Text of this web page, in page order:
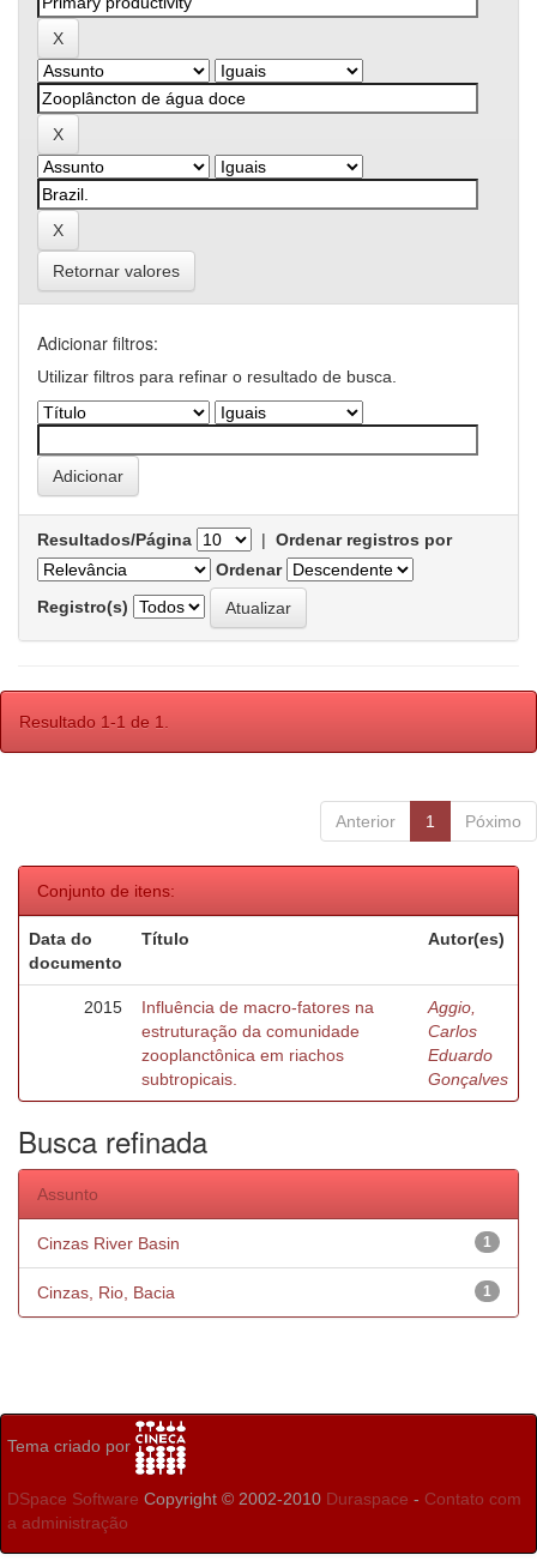
Retornar valores
Adicionar filtros:
Utilizar filtros para refinar o resultado de busca.
Resultados/Página | Ordenar registros por
Ordenar
Registro(s)
Resultado 1-1 de 1.
Anterior 1 Póximo
Conjunto de itens:
Data do
documento
Título Autor(es)
2015
Influência de macro-fatores na
estruturação da comunidade
zooplanctônica em riachos
subtropicais.
Aggio,
Carlos
Eduardo
Gonçalves
Busca refinada
Assunto
1
Cinzas River Basin
1
Cinzas, Rio, Bacia
Tema criado por
DSpace Software Copyright © 2002-2010 Duraspace - Contato com
a administração